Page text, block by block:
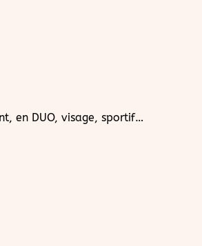
en DUO, visage, sportif…